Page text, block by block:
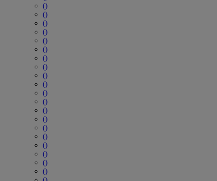
()
()
()
()
()
()
()
()
()
()
()
()
()
()
()
()
()
()
()
()